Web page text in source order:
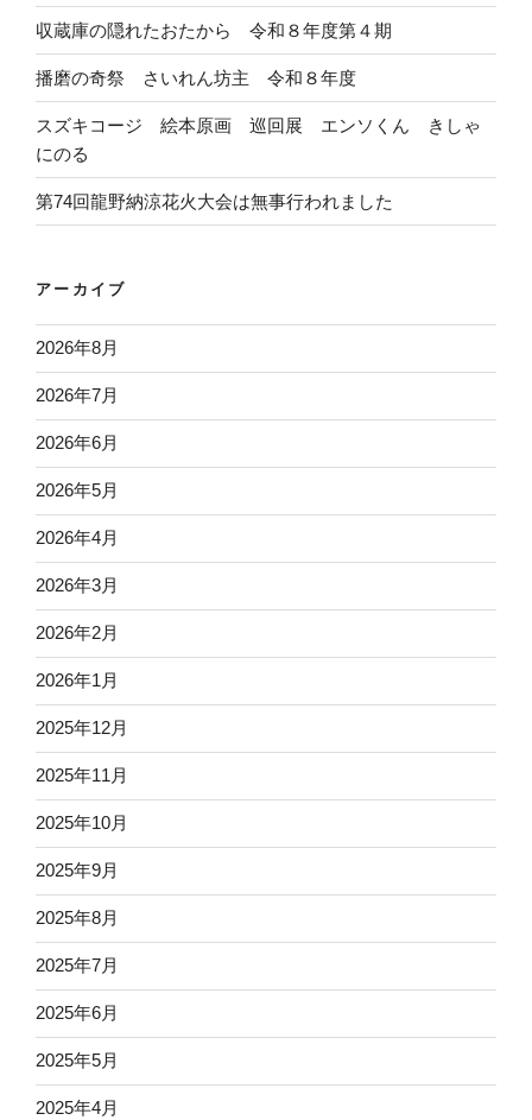
収蔵庫の隠れたおたから 令和８年度第４期
播磨の奇祭 さいれん坊主 令和８年度
スズキコージ 絵本原画 巡回展 エンソくん きしゃ
にのる
第74回龍野納涼花火大会は無事行われました
アーカイブ
2026年8月
2026年7月
2026年6月
2026年5月
2026年4月
2026年3月
2026年2月
2026年1月
2025年12月
2025年11月
2025年10月
2025年9月
2025年8月
2025年7月
2025年6月
2025年5月
2025年4月